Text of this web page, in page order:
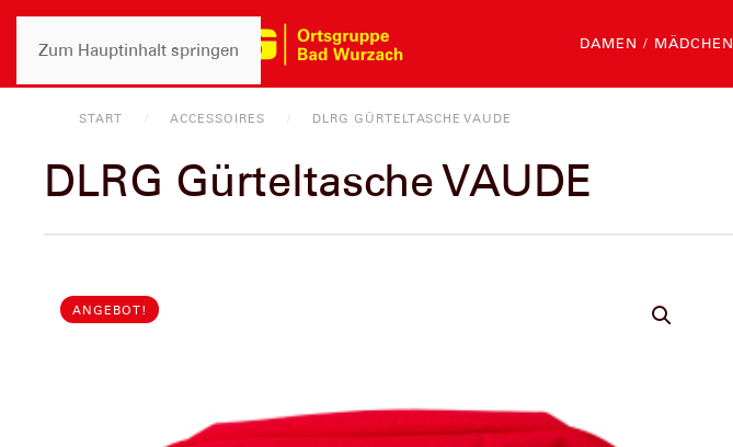
Zum Hauptinhalt springen DAMEN / MÄDCHEN
START ACCESSOIRES DLRG GÜRTELTASCHE VAUDE
DLRG Gürteltasche VAUDE
ANGEBOT!